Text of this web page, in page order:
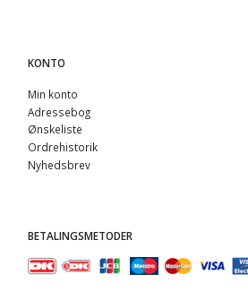
KONTO
Min konto
Adressebog
Ønskeliste
Ordrehistorik
Nyhedsbrev
BETALINGSMETODER